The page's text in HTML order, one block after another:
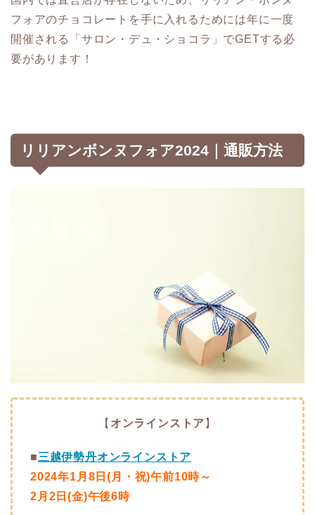
フォアのチョコレートを手に入れるためには年に一度
開催される「サロン・デュ・ショコラ」でGETする必
要があります！
リリアンボンヌフォア2024｜通販方法
【 オンラインストア 】
■三越伊勢丹オンラインストア
2024年1月8日(月・祝)午前10時～
2月2日(金)午後6時